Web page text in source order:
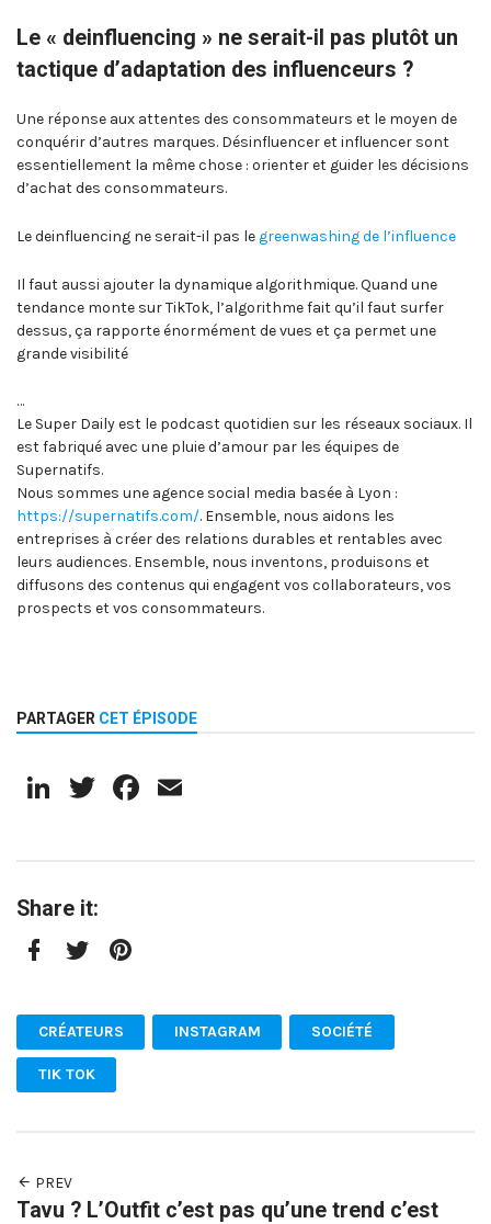
Le « deinfluencing » ne serait-il pas plutôt un
tactique d’adaptation des influenceurs ?
Une réponse aux attentes des consommateurs et le moyen de
conquérir d’autres marques. Désinfluencer et influencer sont
essentiellement la même chose : orienter et guider les décisions
d’achat des consommateurs.
Le deinfluencing ne serait-il pas le greenwashing de l’influence
Il faut aussi ajouter la dynamique algorithmique. Quand une
tendance monte sur TikTok, l’algorithme fait qu’il faut surfer
dessus, ça rapporte énormément de vues et ça permet une
grande visibilité
…
Le Super Daily est le podcast quotidien sur les réseaux sociaux. Il
est fabriqué avec une pluie d’amour par les équipes de
Supernatifs.
Nous sommes une agence social media basée à Lyon :
https://supernatifs.com/. Ensemble, nous aidons les
entreprises à créer des relations durables et rentables avec
leurs audiences. Ensemble, nous inventons, produisons et
diffusons des contenus qui engagent vos collaborateurs, vos
prospects et vos consommateurs.
PARTAGER CET ÉPISODE
LinkedIn
TwitterFacebook
Share it:
CRÉATEURS INSTAGRAM SOCIÉTÉ
TIK TOK
PREV
Tavu ? L’Outfit c’est pas qu’une trend c’est